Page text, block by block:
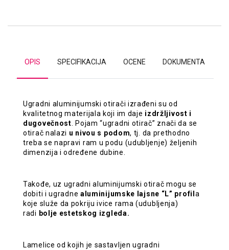
OPIS SPECIFIKACIJA OCENE DOKUMENTA
Ugradni aluminijumski otirači izrađeni su od
kvalitetnog materijala koji im daje izdržljivost i
dugovečnost. Pojam “ugradni otirač” znači da se
otirač nalazi u nivou s podom, tj. da prethodno
treba se napravi ram u podu (udubljenje) željenih
dimenzija i određene dubine.
Takođe, uz ugradni aluminijumski otirač mogu se
dobiti i ugradne aluminijumske lajsne “L” profil a
koje služe da pokriju ivice rama (udubljenja)
radi bolje estetskog izgleda.
Lamelice od kojih je sastavljen ugradni